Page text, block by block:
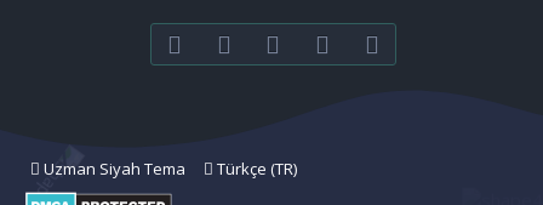
FacebookTwitter youtubeBize ulaşın
Uzman Siyah Tema Türkçe (TR)